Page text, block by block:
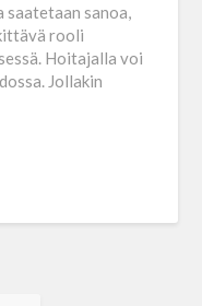
saatetaan sanoa,
rooli
Hoitajalla voi
Jollakin